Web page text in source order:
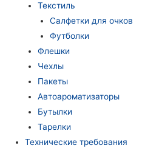
Текстиль
Салфетки для очков
Футболки
Флешки
Чехлы
Пакеты
Автоароматизаторы
Бутылки
Тарелки
Технические требования